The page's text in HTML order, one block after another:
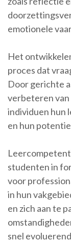
emotionele
Het
proces dat
Door gerichte
verbeteren
individuen hun
en hun
studenten in
voor
in hun
en zich aan te
snel